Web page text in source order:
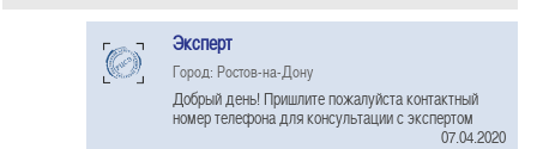
Эксперт
Город: Ростов-на-Дону
Добрый день! Пришлите пожалуйста контактный
номер телефона для консультации с экспертом
07.04.2020